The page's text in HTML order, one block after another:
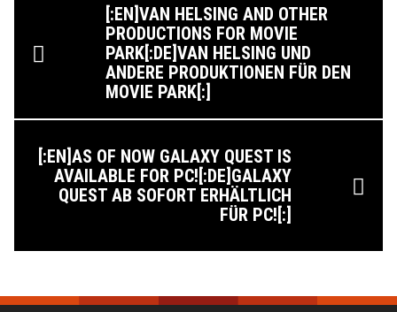
[:EN]VAN HELSING AND OTHER
PRODUCTIONS FOR MOVIE
PARK[:DE]VAN HELSING UND
ANDERE PRODUKTIONEN FÜR DEN
MOVIE PARK[:]
[:EN]AS OF NOW GALAXY QUEST IS
AVAILABLE FOR PC![:DE]GALAXY
QUEST AB SOFORT ERHÄLTLICH
FÜR PC![:]